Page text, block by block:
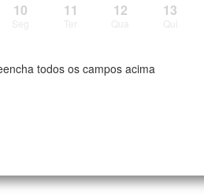
10 11 12 13
todos os campos acima